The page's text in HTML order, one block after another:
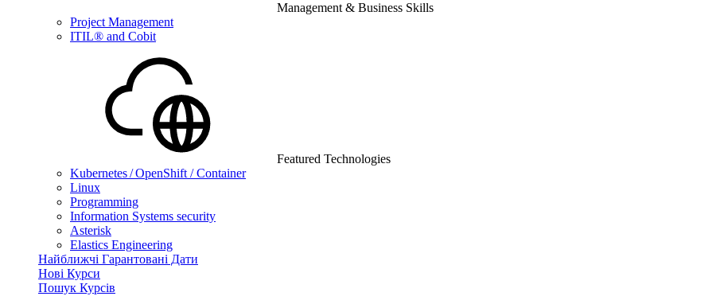
Management & Business Skills
Project Management
ITIL® and Cobit
Featured Technologies
Kubernetes / OpenShift / Container
Linux
Programming
Information Systems security
Asterisk
Elastics Engineering
Найближчі Гарантовані Дати
Нові Курси
Пошук Курсів